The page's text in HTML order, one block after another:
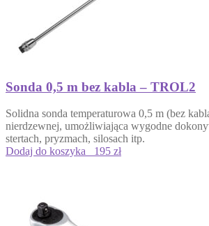
Sonda 0,5 m bez kabla – TROL2
Solidna sonda temperaturowa 0,5 m (bez
nierdzewnej, umożliwiająca wygodne
stertach, pryzmach, silosach itp.
Dodaj do koszyka
195 zł